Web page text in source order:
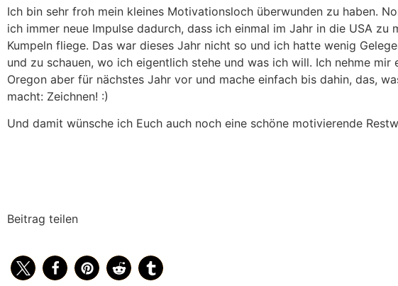
Ich bin sehr froh mein kleines Motivationsloch überwunden zu haben.
ich immer neue Impulse dadurch, dass ich einmal im Jahr in die USA zu
Kumpeln fliege. Das war dieses Jahr nicht so und ich hatte wenig
und zu schauen, wo ich eigentlich stehe und was ich will. Ich nehme mir
Oregon aber für nächstes Jahr vor und mache einfach bis dahin, das,
macht: Zeichnen! :)
Und damit wünsche ich Euch auch noch eine schöne motivierende
Beitrag teilen